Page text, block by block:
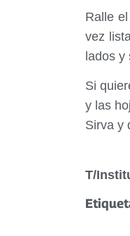
Ralle
vez
lados y
Si
y las
Sirva y
T/